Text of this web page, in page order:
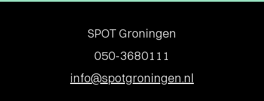
SPOT Groningen
050-3680111
info@spotgroningen.nl